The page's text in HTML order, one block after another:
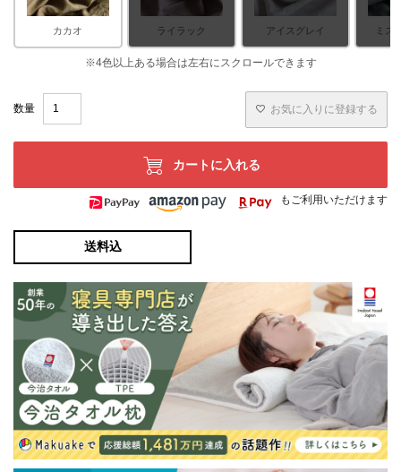
カカオ ライラック アイスグレイ ミス
お気に入りに登録する
カートに入れる
もご利用いただけます
送料込